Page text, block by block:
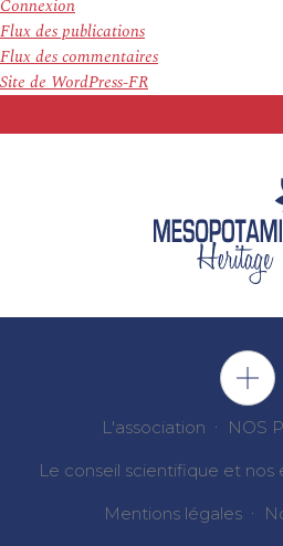
Connexion
Flux des publications
Flux des commentaires
Site de WordPress-FR
L'association NOS
Le conseil scientifique et nos
Mentions légales